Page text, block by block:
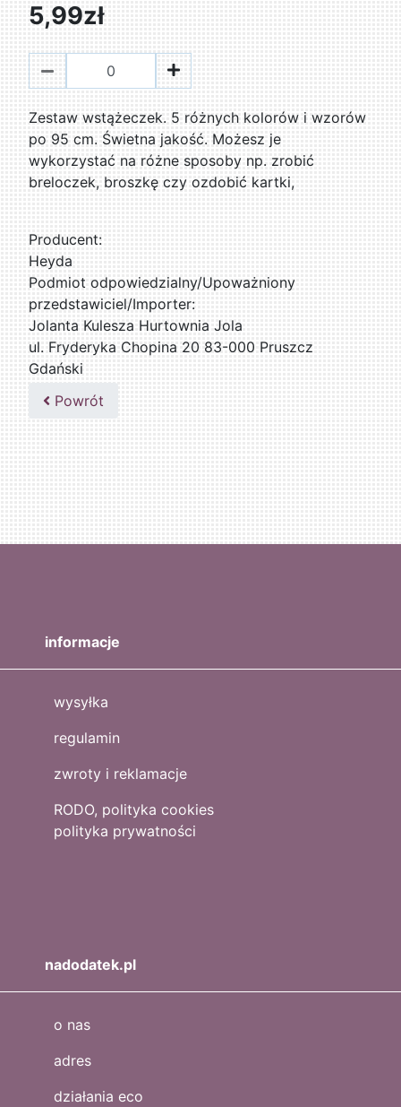
5,99zł
Zestaw wstążeczek. 5 różnych kolorów i wzorów
po 95 cm. Świetna jakość. Możesz je
wykorzystać na różne sposoby np. zrobić
breloczek, broszkę czy ozdobić kartki,
Producent:
Heyda
Podmiot odpowiedzialny/Upoważniony
przedstawiciel/Importer:
Jolanta Kulesza Hurtownia Jola
ul. Fryderyka Chopina 20 83-000 Pruszcz
Gdański
502047435
Powrót
informacje
wysyłka
regulamin
zwroty i reklamacje
RODO, polityka cookies
polityka prywatności
nadodatek.pl
o nas
adres
działania eco